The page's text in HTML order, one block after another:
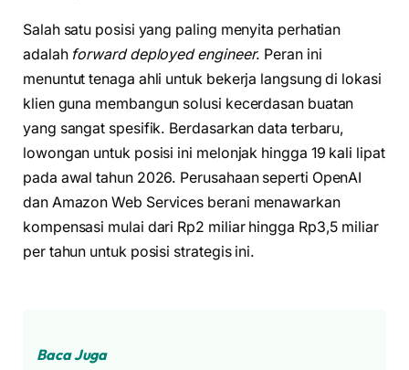
Salah satu posisi yang paling menyita perhatian
adalah forward deployed engineer. Peran ini
menuntut tenaga ahli untuk bekerja langsung di lokasi
klien guna membangun solusi kecerdasan buatan
yang sangat spesifik. Berdasarkan data terbaru,
lowongan untuk posisi ini melonjak hingga 19 kali lipat
pada awal tahun 2026. Perusahaan seperti OpenAI
dan Amazon Web Services berani menawarkan
kompensasi mulai dari Rp2 miliar hingga Rp3,5 miliar
per tahun untuk posisi strategis ini.
Baca Juga